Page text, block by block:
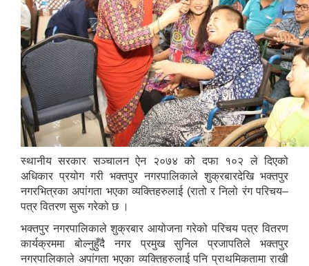
स्थानीय सरकार सञ्चालन ऐन २०७४ को दफा १०२ ले दिएको
अधिकार प्रयोग गरी भक्तपुर नगरपालिकाले शुक्रबारदेखि भक्तपुर
नगरभित्रका अपांगता भएका व्यक्तिहरुलाई (रातो र निलो रंग परिचय–
पत्र वितरण सुरू गरेको छ ।
भक्तपुर नगरपालिकाले शुक्रबार आयोजना गरेको परिचय पत्र वितरण
कार्यक्रममा बोल्नुहुँदै नगर प्रमुख सुनिल प्रजापतिले भक्तपुर
नगरपालिकाले अपांगता भएका व्यक्तिहरुलाई पनि प्राथमिकतामा राखी